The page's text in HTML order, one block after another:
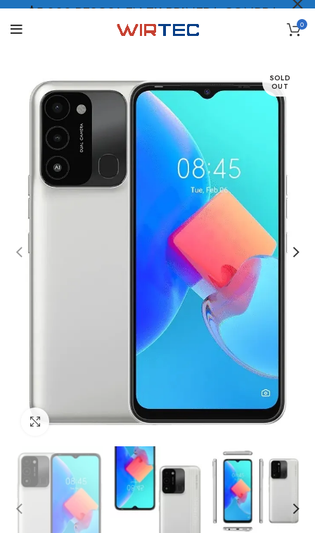
0
SOLD
OUT
Click to enlarge
$5.000 PESOS* EN TU PRIMERA COMPRA